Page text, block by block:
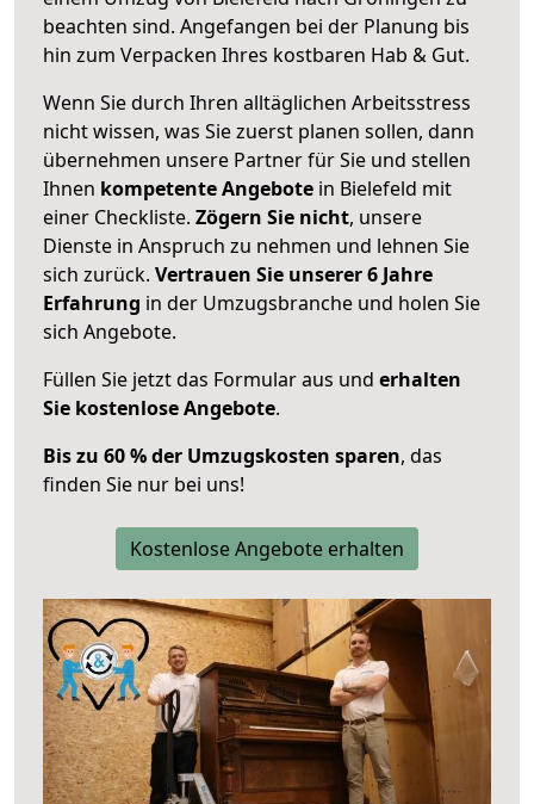
beachten sind. Angefangen bei der Planung bis
hin zum Verpacken Ihres kostbaren Hab & Gut.
Wenn Sie durch Ihren alltäglichen Arbeitsstress
nicht wissen, was Sie zuerst planen sollen, dann
übernehmen unsere Partner für Sie und stellen
Ihnen kompetente Angebote in Bielefeld mit
einer Checkliste. Zögern Sie nicht, unsere
Dienste in Anspruch zu nehmen und lehnen Sie
sich zurück. Vertrauen Sie unserer 6 Jahre
Erfahrung in der Umzugsbranche und holen Sie
sich Angebote.
Füllen Sie jetzt das Formular aus und erhalten
Sie kostenlose Angebote.
Bis zu 60 % der Umzugskosten sparen, das
finden Sie nur bei uns!
Kostenlose Angebote erhalten